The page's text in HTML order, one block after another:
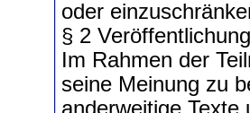
oder
§ 2 Veröffentlichung
Im Rahmen der
seine Meinung zu
anderweitige Texte